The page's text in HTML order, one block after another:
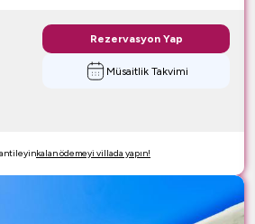
Rezervasyon Yap
Müsaitlik Takvimi
kalan ödemeyi villada yapın!